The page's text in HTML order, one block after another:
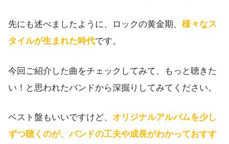
先にも述べましたように、ロックの黄金期、 様々なス
タイルが生まれた時代です。
今回ご紹介した曲をチェックしてみて、もっと聴きた
い！と思われたバンドから深掘りしてみてください。
ベスト盤もいいですけど、 オリジナルアルバムを少し
ずつ聴くのが、バンドの工夫や成長がわかっておすす